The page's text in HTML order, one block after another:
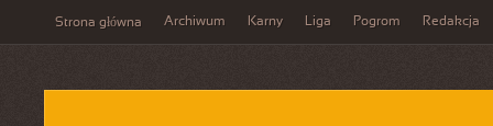
Strona główna Archiwum Karny Liga Pogrom Redakcja